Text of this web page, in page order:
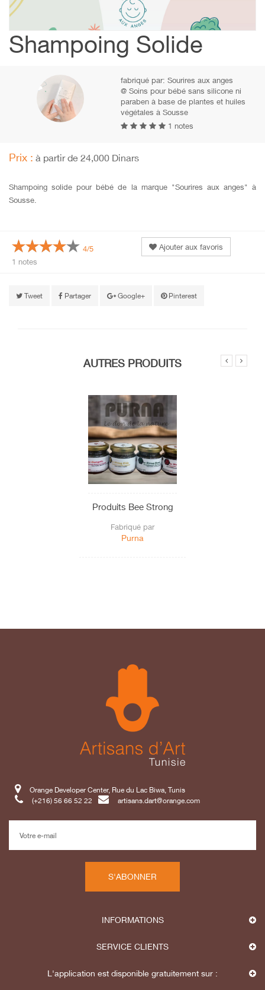
Shampoing Solide
fabriqué par:Sourires aux anges
@ Soins pour bébé sans silicone ni
paraben à base de plantes et huiles
végétales à Sousse
1 notes
Prix : à partir de 24,000 Dinars
Shampoing solide pour bébé de la marque "Sourires aux anges" à
Sousse.
4/5
Ajouter aux favoris
1 notes
Tweet Partager Google+ Pinterest
AUTRES PRODUITS
Produits Bee Strong
Fabriqué par
Purna
Orange Developer Center, Rue du Lac Biwa, Tunis
(+216) 56 66 52 22
artisans.dart@orange.com
S'ABONNER
INFORMATIONS
SERVICE CLIENTS
L'application est disponible gratuitement sur :